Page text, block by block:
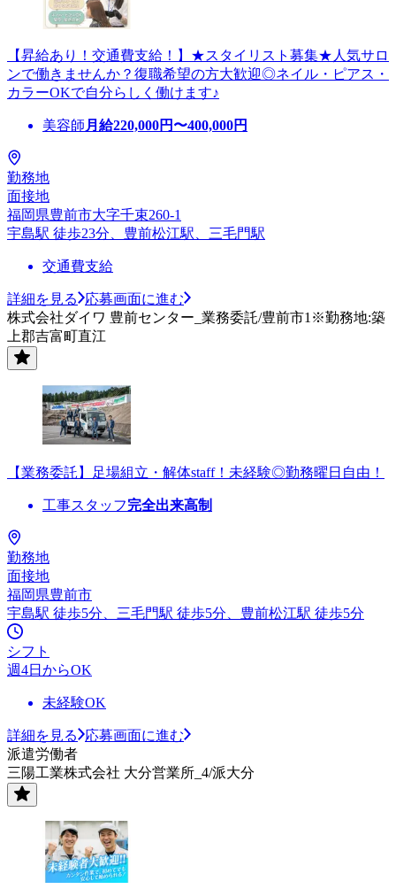
【昇給あり！交通費支給！】★スタイリスト募集★人気サロ
ンで働きませんか？復職希望の方大歓迎◎ネイル・ピアス・
カラーOKで自分らしく働けます♪
美容師 月給220,000円〜400,000円
勤務地
面接地
福岡県豊前市大字千束260-1
宇島駅 徒歩23分、豊前松江駅、三毛門駅
交通費支給
詳細を見る
応募画面に進む
株式会社ダイワ 豊前センター_業務委託/豊前市1※勤務地:築
上郡吉富町直江
【業務委託】足場組立・解体staff！未経験◎勤務曜日自由！
工事スタッフ完全出来高制
勤務地
面接地
福岡県豊前市
宇島駅 徒歩5分、三毛門駅 徒歩5分、豊前松江駅 徒歩5分
シフト
週4日からOK
未経験OK
詳細を見る
応募画面に進む
派遣労働者
三陽工業株式会社 大分営業所_4/派大分